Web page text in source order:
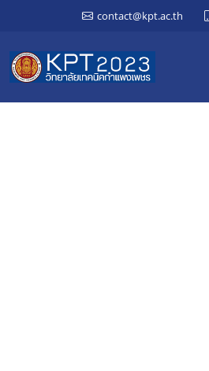
contact@kpt.ac.th